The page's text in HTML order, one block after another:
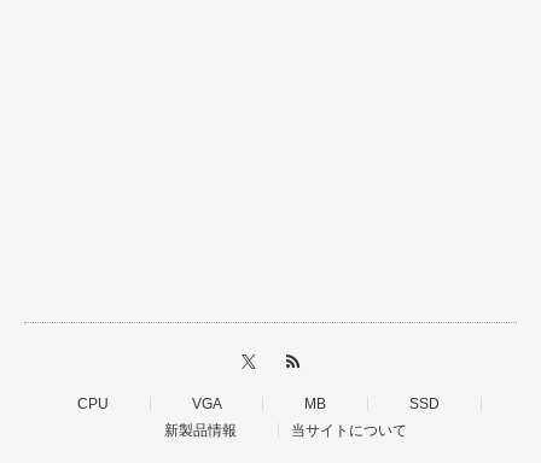
CPU VGA MB
SSD
新製品情報
当サイトについて